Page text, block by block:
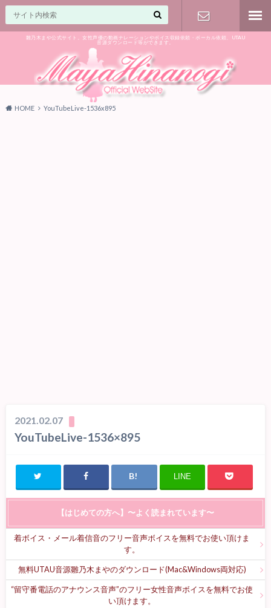
雛乃木まや公式サイト。女性声優の動画ナレーションやボイス収録依頼・ボーカル依頼、UTAU
音源ダウンロード等ができます。
気軽に♪
HOME YouTubeLive-1536x895
2021.02.07
YouTubeLive-1536×895
LINE
【はじめての方へ】〜よく読まれています〜
着ボイス・メール着信音のフリー音声ボイスを無料でお使い頂けま
す。
無料UTAU音源雛乃木まやのダウンロード(Mac&Windows両対応)
“留守番電話のアナウンス音声”のフリー女性音声ボイスを無料でお使
い頂けます。